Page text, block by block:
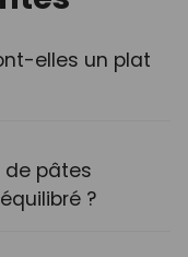
elles un plat
de pâtes
?